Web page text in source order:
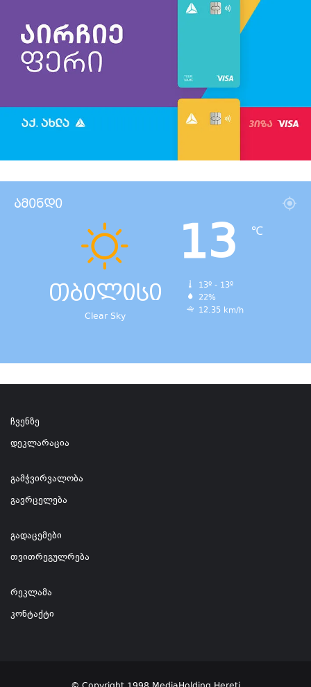
ამინდი
თბილისი
Clear Sky
13 ℃
13º - 13º
22%
12.35 km/h
ჩვენზე
დეკლარაცია
გამჭვირვალობა
გავრცელება
გადაცემები
თვითრეგულრება
რეკლამა
კონტაქტი